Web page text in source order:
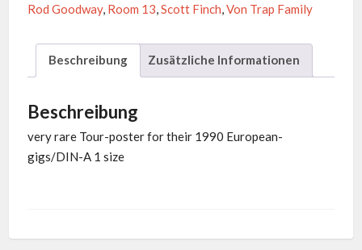
Rod Goodway, Room 13 Scott Finch Von Trap Family
Beschreibung Zusätzliche Informationen
Beschreibung
very rare Tour-poster for their 1990 European-
gigs/DIN-A 1 size